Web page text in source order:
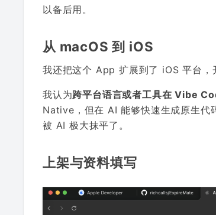
以备后用。
从 macOS 到 iOS
我还把这个 App 扩展到了 iOS 平台，
我认为跨平台语言或者工具在 Vibe
Native，但在 AI 能够快速生成原生
被 AI 极大抹平了。
上架与资料填写